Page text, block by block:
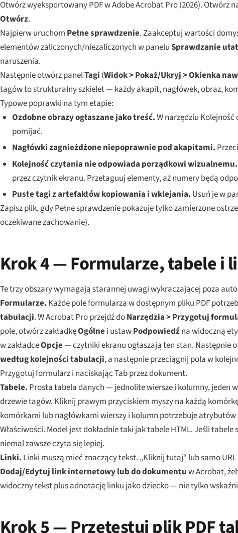
Otwórz wyeksportowany PDF w Adobe Acrobat Pro (2026). Otwórz
Otwórz.
Najpierw uruchom Pełne sprawdzenie. Zaakceptuj wartości
elementów zaliczonych/niezaliczonych w paneluSprawdzanie
naruszenia.
Następnie otwórz panelTagi (Widok > Pokaż/Ukryj > Okienka
tagów to strukturalny szkielet — każdy akapit, nagłówek, obraz,
Typowe poprawki na tym etapie:
Ozdobne obrazy ogłaszane jako treść.W narzędziu
pomijać.
Nagłówki zagnieżdżone niepoprawnie pod akapitami.
Kolejność czytania nie odpowiada porządkowi wizualnemu.
przez czytnik ekranu. Przetaguuj elementy, aż numery będą
Puste tagi z artefaktów kopiowania i wklejania. Usuń je w
Zapisz plik, gdy Pełne sprawdzenie pokazuje tylko zamierzone
oczekiwane zachowanie).
Krok 4 — Formularze, tabele i
Te trzy obszary wymagają starannej uwagi wykraczającej poza
Formularze. Każde pole formularza w dostępnym pliku PDF
tabulacji. W Acrobat Pro przejdź doNarzędzia > Przygotuj
pole, otwórz zakładkęOgólnei ustawPodpowiedźna widoczną
w zakładceOpcje— czytniki ekranu ogłaszają ten stan. Następnie
według kolejności tabulacji, a następnie przeciągnij pola w
Przygotuj formularz i naciskając Tab przez dokument.
Tabele. Prosta tabela danych — jednolite wiersze i kolumny, jeden
drzewie tagów. Kliknij prawym przyciskiem myszy na każdą
komórkami lub nagłówkami wierszy i kolumn potrzebuje atrybutów
Właściwości. Model jest dokładnie taki jak tabele HTML. Jeśli
niemal zawsze czyta się lepiej.
Linki. Linki muszą mieć znaczący tekst. „Kliknij tutaj“ lub samo
Dodaj/Edytuj link internetowy lub do dokumentuw Acrobat,
widoczny tekst plus adnotację linku jako dziecko — nie tylko
Krok 5 — Przetestuj plik PDF